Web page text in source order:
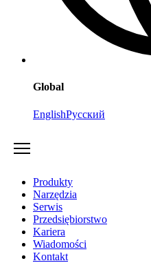
Global
EnglishРусский
Produkty
Narzędzia
Serwis
Przedsiębiorstwo
Kariera
Wiadomości
Kontakt